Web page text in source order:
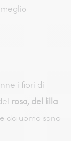
i fiori di
rosa, del lilla
da uomo sono